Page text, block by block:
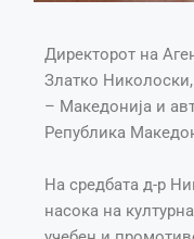
Директорот на
Златко
– Македонија и
Република
На средбата д-р
насока на